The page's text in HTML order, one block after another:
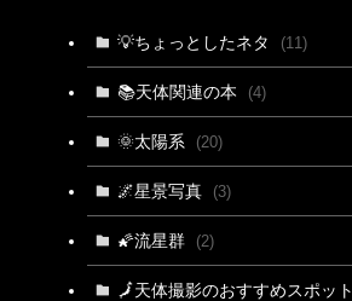
💡ちょっとしたネタ (11)
📚天体関連の本 (4)
🌞太陽系 (20)
(15)
(3)
🌌星景写真 (3)
🌠流星群 (2)
🗾天体撮影のおすすめスポット